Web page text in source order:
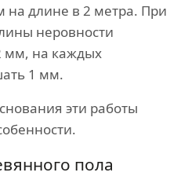
длине в 2 метра. При
неровности
мм, на каждых
1 мм.
эти работы
пола